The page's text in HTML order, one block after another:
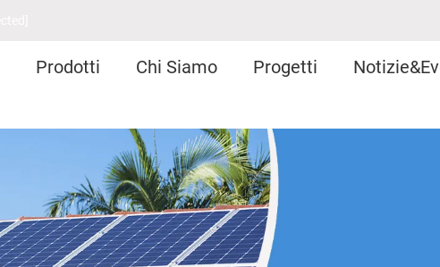
Prodotti Chi Siamo Progetti